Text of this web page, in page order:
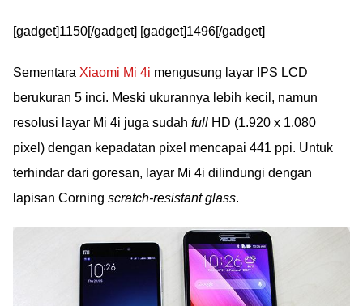
[gadget]1150[/gadget] [gadget]1496[/gadget]
Sementara Xiaomi Mi 4i mengusung layar IPS LCD
berukuran 5 inci. Meski ukurannya lebih kecil, namun
resolusi layar Mi 4i juga sudah full HD (1.920 x 1.080
pixel) dengan kepadatan pixel mencapai 441 ppi. Untuk
terhindar dari goresan, layar Mi 4i dilindungi dengan
lapisan Corning scratch-resistant glass.